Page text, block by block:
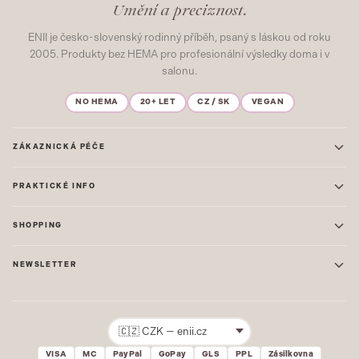
Umění a preciznost.
ENII je česko-slovenský rodinný příběh, psaný s láskou od roku
2005. Produkty bez HEMA pro profesionální výsledky doma i v
salonu.
NO HEMA 20+ LET CZ / SK VEGAN
ZÁKAZNICKÁ PÉČE
Časté dotazy
Mapa stránek
PRAKTICKÉ INFO
Prodejna: Uherské Hradiště
Ochrana osobních údajů
SHOPPING
GEL LAKY
NEWSLETTER
VISA MC PayPal GoPay GLS PPL Zásilkovna